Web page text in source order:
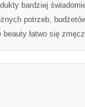
bardziej
potrzeb,
łatwo się